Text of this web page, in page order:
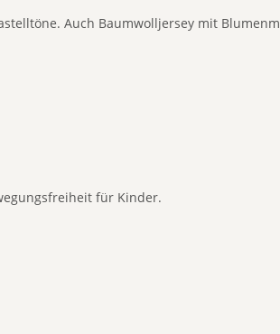
Auch Baumwolljersey mit
für Kinder.